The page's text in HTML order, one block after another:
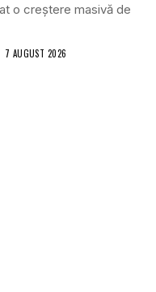
o creștere masivă de
7 AUGUST 2026